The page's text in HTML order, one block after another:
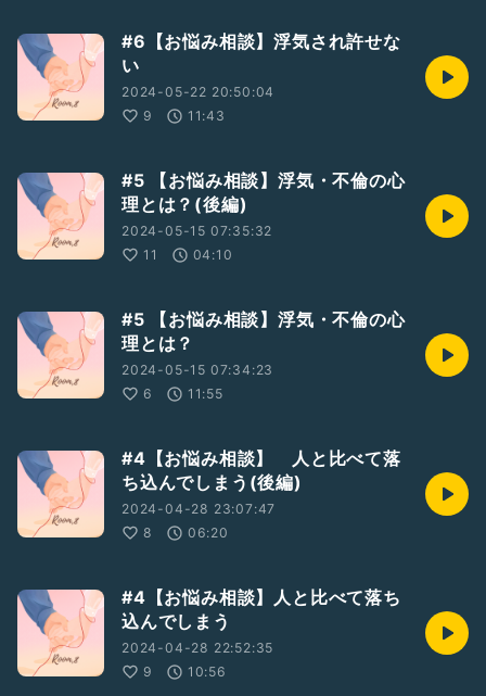
#6【お悩み相談】浮気され許せな
い
2024-05-22 20:50:04
9
11:43
#5 【お悩み相談】浮気・不倫の心
理とは？(後編)
2024-05-15 07:35:32
11
04:10
#5 【お悩み相談】浮気・不倫の心
理とは？
2024-05-15 07:34:23
6
11:55
#4【お悩み相談】 人と比べて落
ち込んでしまう(後編)
2024-04-28 23:07:47
8
06:20
#4【お悩み相談】人と比べて落ち
込んでしまう
2024-04-28 22:52:35
9
10:56